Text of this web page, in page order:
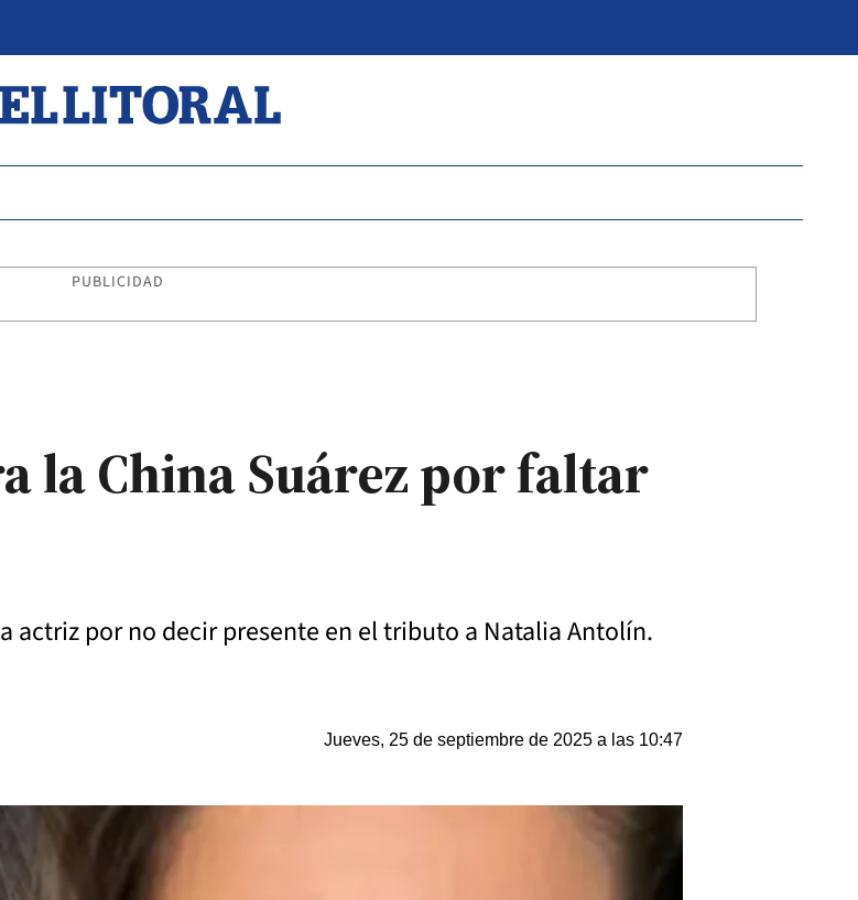
PUBLICIDAD
la China Suárez por faltar
actriz por no decir presente en el tributo a Natalia Antolín.
Jueves, 25 de septiembre de 2025 a las 10:47